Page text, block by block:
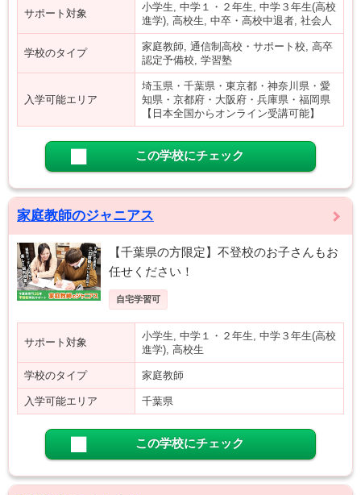
サポート対象
小学生, 中学１・２年生, 中学３年生(高校
進学), 高校生, 中卒・高校中退者, 社会人
学校のタイプ
家庭教師, 通信制高校・サポート校, 高卒
認定予備校, 学習塾
入学可能エリア
埼玉県・千葉県・東京都・神奈川県・愛
知県・京都府・大阪府・兵庫県・福岡県
【日本全国からオンライン受講可能】
この学校にチェック
家庭教師のジャニアス
【千葉県の方限定】不登校のお子さんもお
任せください！
自宅学習可
サポート対象
小学生, 中学１・２年生, 中学３年生(高校
進学), 高校生
学校のタイプ 家庭教師
入学可能エリア 千葉県
この学校にチェック